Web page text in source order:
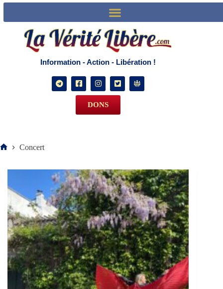
Information - Action - Libération !
DONS
Concert